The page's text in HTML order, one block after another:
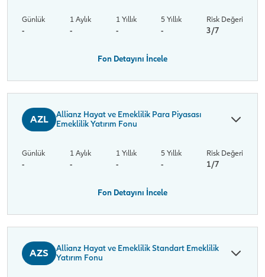
Günlük
-
1 Aylık
-
1 Yıllık
-
5 Yıllık
-
Risk Değeri
3/7
Fon Detayını İncele
AZL
Allianz Hayat ve Emeklilik Para Piyasası
Emeklilik Yatırım Fonu
Günlük
-
1 Aylık
-
1 Yıllık
-
5 Yıllık
-
Risk Değeri
1/7
Fon Detayını İncele
AZS
Allianz Hayat ve Emeklilik Standart Emeklilik
Yatırım Fonu